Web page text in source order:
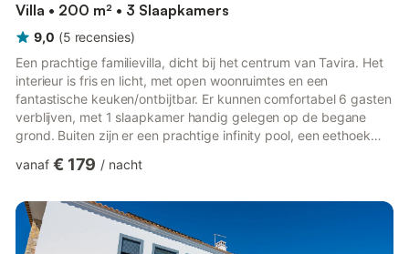
Villa • 200 m² • 3 Slaapkamers
9,0 (5 recensies)
Een prachtige familievilla, dicht bij het centrum van Tavira. Het
interieur is fris en licht, met open woonruimtes en een
fantastische keuken/ontbijtbar. Er kunnen comfortabel 6 gasten
verblijven, met 1 slaapkamer handig gelegen op de begane
grond. Buiten zijn er een prachtige infinity pool, een eethoek
wandeling van 20 minuten brengt u naar restaurants,
Tavira Beach. Ontsnap naar deze prachtige familievilla, een
super uitje voor een onvergetelijke familievakantie. Gelegen...
vanaf € 179 / nacht